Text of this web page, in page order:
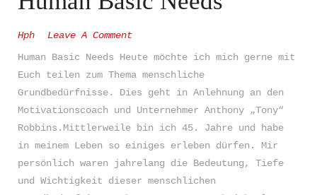
will
VISIT GODSPEED
Hph
Leave A Comment
Human Basic Needs Heute möchte ich mich gerne mit
Euch teilen zum Thema menschliche
Grundbedürfnisse. Dies geht in Anlehnung an den
Motivationscoach und Unternehmer Anthony „Tony“
Robbins.Mittlerweile bin ich 45. Jahre und habe
in meinem Leben so einiges erleben dürfen. Mir
persönlich waren jahrelang die Bedeutung, Tiefe
und Wichtigkeit dieser menschlichen